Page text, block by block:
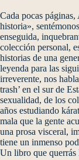
Cada pocas
historia»,
enseguida,
colección personal,
historias de una
leyenda para las
irreverente, nos
trash’ en el sur de
sexualidad, de los
años estudiando
mala que la gente
una prosa visceral,
tiene un inmenso
Un libro que querrás